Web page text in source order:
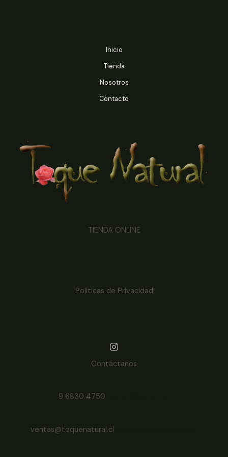
Inicio
Tienda
Nosotros
Contacto
TIENDA ONLINE
Políticas de Privacidad
Contáctanos
9 6830 4750
ventas@toquenatural.cl